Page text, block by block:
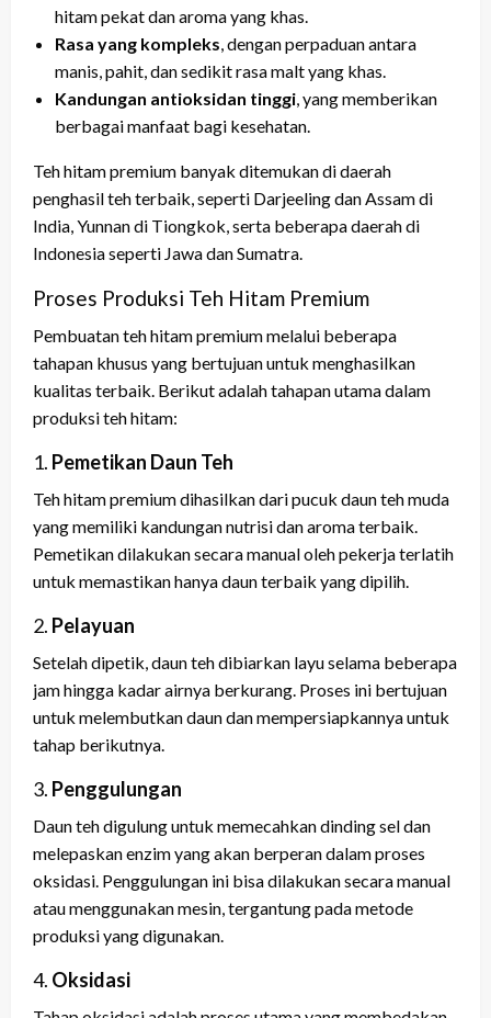
hitam pekat dan aroma yang khas.
Rasa yang kompleks, dengan perpaduan antara
manis, pahit, dan sedikit rasa malt yang khas.
Kandungan antioksidan tinggi, yang memberikan
berbagai manfaat bagi kesehatan.
Teh hitam premium banyak ditemukan di daerah
penghasil teh terbaik, seperti Darjeeling dan Assam di
India, Yunnan di Tiongkok, serta beberapa daerah di
Indonesia seperti Jawa dan Sumatra.
Proses Produksi Teh Hitam Premium
Pembuatan teh hitam premium melalui beberapa
tahapan khusus yang bertujuan untuk menghasilkan
kualitas terbaik. Berikut adalah tahapan utama dalam
produksi teh hitam:
1. Pemetikan Daun Teh
Teh hitam premium dihasilkan dari pucuk daun teh muda
yang memiliki kandungan nutrisi dan aroma terbaik.
Pemetikan dilakukan secara manual oleh pekerja terlatih
untuk memastikan hanya daun terbaik yang dipilih.
2. Pelayuan
Setelah dipetik, daun teh dibiarkan layu selama beberapa
jam hingga kadar airnya berkurang. Proses ini bertujuan
untuk melembutkan daun dan mempersiapkannya untuk
tahap berikutnya.
3. Penggulungan
Daun teh digulung untuk memecahkan dinding sel dan
melepaskan enzim yang akan berperan dalam proses
oksidasi. Penggulungan ini bisa dilakukan secara manual
atau menggunakan mesin, tergantung pada metode
produksi yang digunakan.
4. Oksidasi